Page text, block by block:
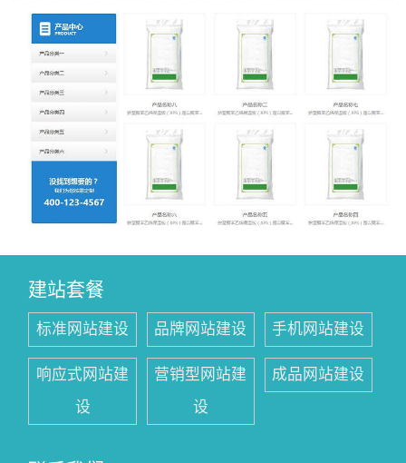
建站套餐
标准网站建设 品牌网站建设 手机网站建设
响应式网站建
设
营销型网站建
设
成品网站建设